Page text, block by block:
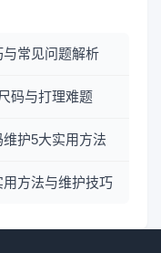
常见问题解析
码与打理难题
护5大实用方法
方法与维护技巧